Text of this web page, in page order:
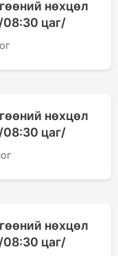
нөхцөл
цаг/
нөхцөл
цаг/
нөхцөл
цаг/